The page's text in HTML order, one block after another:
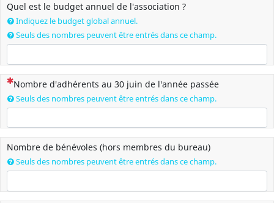
Quel est le budget annuel de l'association ?
Indiquez le budget global annuel.
Seuls des nombres peuvent être entrés dans ce champ.
(Cette question est obligatoire)
Nombre d'adhérents au 30 juin de l'année passée
Seuls des nombres peuvent être entrés dans ce champ.
Nombre de bénévoles (hors membres du bureau)
Seuls des nombres peuvent être entrés dans ce champ.